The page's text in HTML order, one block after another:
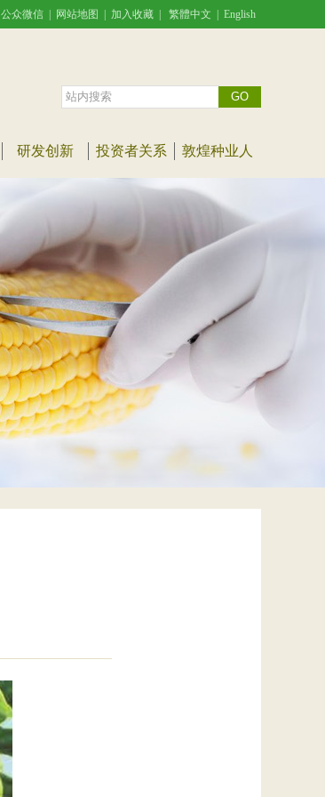
公众微信 网站地图 加入收藏 繁體中文 English
研发创新 投资者关系 敦煌种业人